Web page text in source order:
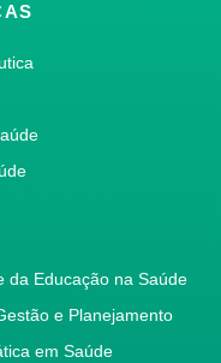
da Educação na Saúde
e Planejamento
em Saúde